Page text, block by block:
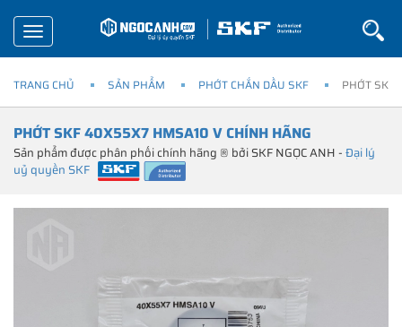
Toggle
navigation
TRANG CHỦ SẢN PHẨM PHỚT CHẮN DẦU SKF PHỚT SKF
PHỚT SKF 40X55X7 HMSA10 V CHÍNH HÃNG
Sản phẩm được phân phối chính hãng ® bởi SKF NGỌC ANH -Đại lý
uỷ quyền SKF